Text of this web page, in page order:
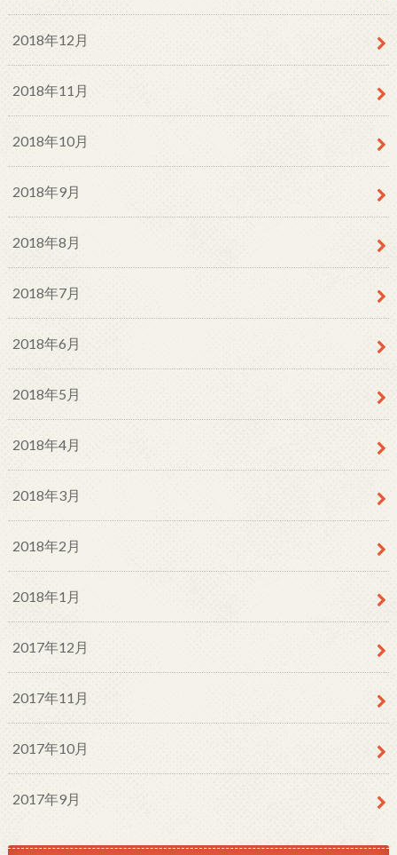
2018年12月
2018年11月
2018年10月
2018年9月
2018年8月
2018年7月
2018年6月
2018年5月
2018年4月
2018年3月
2018年2月
2018年1月
2017年12月
2017年11月
2017年10月
2017年9月